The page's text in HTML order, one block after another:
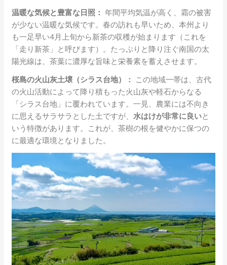
温暖な気候と豊富な日照： 年間平均気温が高く、霜の被害
が少ない温暖な気候です。春の訪れも早いため、本州より
も一足早い4月上旬から新茶の収穫が始まります（これを
「走り新茶」と呼びます）。たっぷりと降り注ぐ南国の太
陽光線は、茶葉に濃厚な旨味と栄養素を蓄えさせます。
桜島の火山灰土壌（シラス台地）： この地域一帯は、古代
の火山活動によって降り積もった火山灰や軽石からなる
「シラス台地」に覆われています。一見、農業には不向き
に思えるサラサラとした土ですが、 水はけが非常に良いと
いう特徴があります。これが、茶樹の根を健やかに保つの
に最適な環境となりました。